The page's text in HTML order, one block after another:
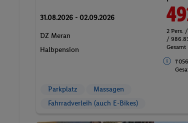
31.08.2026 - 02.09.2026
DZ Meran
Halbpension
2 Pers.
/
Gesamt
Parkplatz
Massagen
Fahrradverleih (auch E-Bikes)